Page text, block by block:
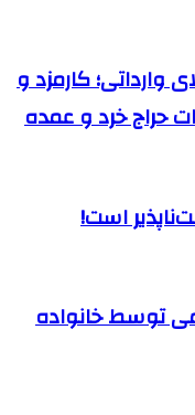
کارمزد و
حراج خرد و عمده
است!
توسط خانواده